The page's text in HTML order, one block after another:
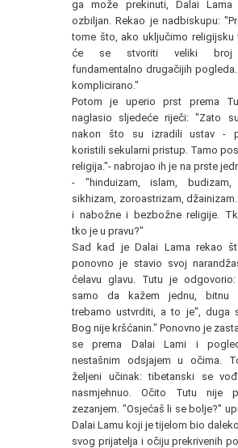
ga može prekinuti, Dalai
ozbiljan. Rekao je nadbiskupu:
tome što, ako uključimo religijsku
će se stvoriti veliki broj
fundamentalno drugačijih
komplicirano."
Potom je uperio prst prema
naglasio sljedeće riječi: "Zato
nakon što su izradili ustav -
koristili sekularni pristup. Tamo
religija."- nabrojao ih je na prste
- "hinduizam, islam, budizam,
sikhizam, zoroastrizam,
i nabožne i bezbožne religije.
tko je u pravu?"
Sad kad je Dalai Lama rekao
ponovno je stavio svoj
ćelavu glavu. Tutu je
samo da kažem jednu, bitnu
trebamo ustvrditi, a to je", duga
Bog nije kršćanin." Ponovno je
se prema Dalai Lami i
nestašnim odsjajem u očima.
željeni učinak: tibetanski se
nasmjehnuo. Očito Tutu nije
zezanjem. "Osjećaš li se bolje?"
Dalai Lamu koji je tijelom bio
svog prijatelja i očiju prekrivenih